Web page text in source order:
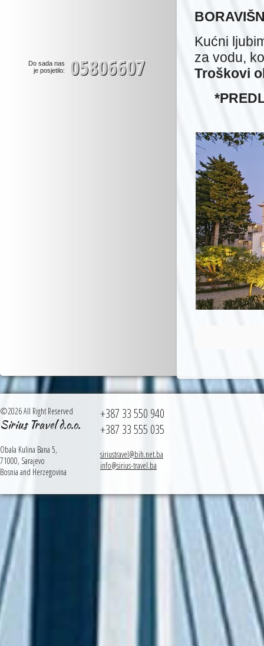
Do sada nas
je posjetilo:
05806607
Kućni
za vodu,
Troškovi
©2026 All Right Reserved
Sirius Travel d.o.o.
Obala Kulina Bana 5,
71000, Sarajevo
Bosnia and Herzegovina
+387 33 550 940
+387 33 555 035
siriustravel@bih.net.ba
info@sirius-travel.ba